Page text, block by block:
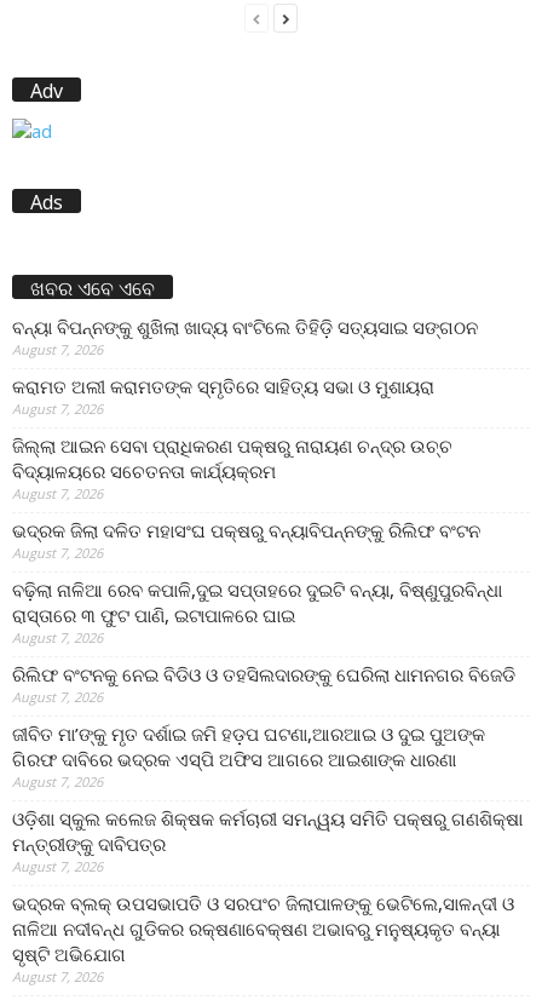
Adv
Ads
ଖବର ଏବେ ଏବେ
ବନ୍ୟା ବିପନ୍ନଙ୍କୁ ଶୁଖିଲା ଖାଦ୍ୟ ବାଂଟିଲେ ତିହିଡି଼ ସତ୍ୟସାଇ ସଙ୍ଗଠନ
August 7, 2026
କରାମତ ଅଲୀ କରାମତଙ୍କ ସ୍ମୃତିରେ ସାହିତ୍ୟ ସଭା ଓ ମୁଶାୟରା
August 7, 2026
ଜିଲ୍ଲା ଆଇନ ସେବା ପ୍ରାଧିକରଣ ପକ୍ଷରୁ ନାରାୟଣ ଚନ୍ଦ୍ର ଉଚ୍ଚ
ବିଦ୍ୟାଳୟରେ ସଚେତନତା କାର୍ଯ୍ୟକ୍ରମ
August 7, 2026
ଭଦ୍ରକ ଜିଲା ଦଳିତ ମହାସଂଘ ପକ୍ଷରୁ ବନ୍ୟାବିପନ୍ନଙ୍କୁ ରିଲିଫ ବଂଟନ
August 7, 2026
ବଢ଼ିଲା ନାଳିଆ ରେବ କପାଳି,ଦୁଇ ସପ୍ତାହରେ ଦୁଇଟି ବନ୍ୟା, ବିଷ୍ଣୁପୁରବିନ୍ଧା
ରାସ୍ତାରେ ୩ ଫୁଟ ପାଣି, ଇଟାପାଳରେ ଘାଇ
August 7, 2026
ରିଲିଫ ବଂଟନକୁ ନେଇ ବିଡିଓ ଓ ତହସିଲଦାରଙ୍କୁ ଘେରିଲା ଧାମନଗର ବିଜେଡି
August 7, 2026
ଜୀବିତ ମା’ଙ୍କୁ ମୃତ ଦର୍ଶାଇ ଜମି ହଡ଼ପ ଘଟଣା,ଆରଆଇ ଓ ଦୁଇ ପୁଅଙ୍କ
ଗିରଫ ଦାବିରେ ଭଦ୍ରକ ଏସ୍‌ପି ଅଫିସ ଆଗରେ ଆଇଶାଙ୍କ ଧାରଣା
August 7, 2026
ଓଡ଼ିଶା ସ୍କୁଲ କଲେଜ ଶିକ୍ଷକ କର୍ମଚାରୀ ସମନ୍ୱୟ ସମିତି ପକ୍ଷରୁ ଗଣଶିକ୍ଷା
ମନ୍ତ୍ରୀଙ୍କୁ ଦାବିପତ୍ର
August 7, 2026
ଭଦ୍ରକ ବ୍ଲକ୍ ଉପସଭାପତି ଓ ସରପଂଚ ଜିଲାପାଳଙ୍କୁ ଭେଟିଲେ,ସାଳନ୍ଦୀ ଓ
ନାଳିଆ ନଦୀବନ୍ଧ ଗୁଡିକର ରକ୍ଷଣାବେକ୍ଷଣ ଅଭାବରୁ ମନୁଷ୍ୟକୃତ ବନ୍ୟା
ସୃଷ୍ଟି ଅଭିଯୋଗ
August 7, 2026